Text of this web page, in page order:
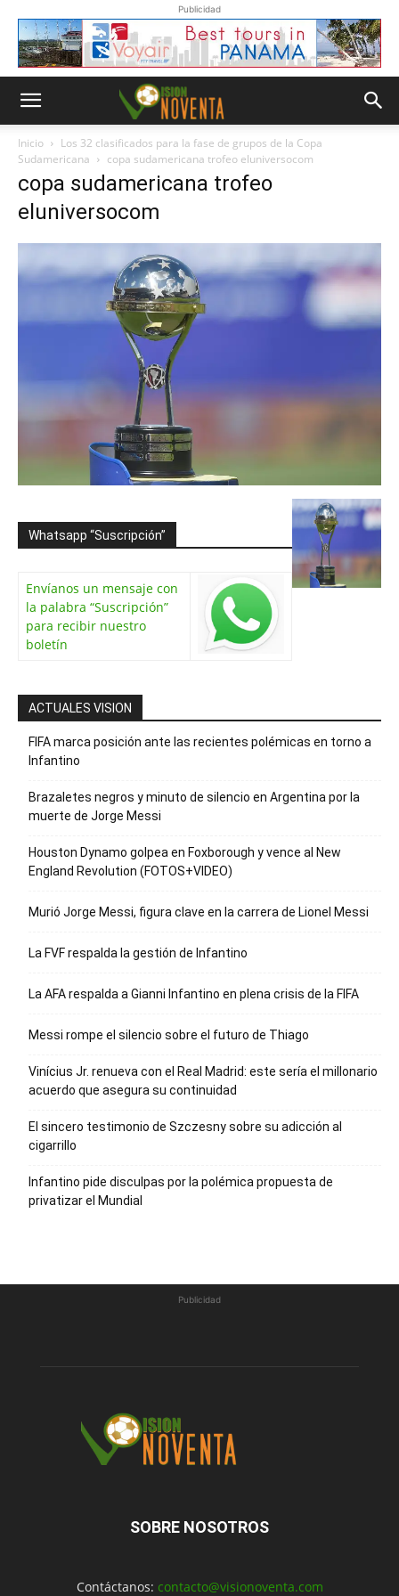
Publicidad
Inicio
Los 32 clasificados para la fase de grupos de la Copa
Sudamericana
copa sudamericana trofeo eluniversocom
copa sudamericana trofeo
eluniversocom
Whatsapp “Suscripción”
Envíanos un mensaje con
la palabra “Suscripción”
para recibir nuestro
boletín
ACTUALES VISION
FIFA marca posición ante las recientes polémicas en torno a
Infantino
Brazaletes negros y minuto de silencio en Argentina por la
muerte de Jorge Messi
Houston Dynamo golpea en Foxborough y vence al New
England Revolution (FOTOS+VIDEO)
Murió Jorge Messi, figura clave en la carrera de Lionel Messi
La FVF respalda la gestión de Infantino
La AFA respalda a Gianni Infantino en plena crisis de la FIFA
Messi rompe el silencio sobre el futuro de Thiago
Vinícius Jr. renueva con el Real Madrid: este sería el millonario
acuerdo que asegura su continuidad
El sincero testimonio de Szczesny sobre su adicción al
cigarrillo
Infantino pide disculpas por la polémica propuesta de
privatizar el Mundial
Publicidad
SOBRE NOSOTROS
Contáctanos: contacto@visionoventa.com